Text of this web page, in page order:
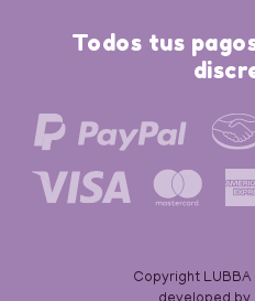
Todos tus
Copyright